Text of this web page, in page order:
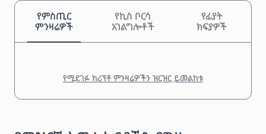
የምስጢር
ምንዛሬዎች
የኪስ ቦርሳ
አገልግሎቶች
የፊያት
ክፍያዎች
የሚደገፉ ክሪፕቶ ምንዛሬዎችን ዝርዝር ይመልከቱ